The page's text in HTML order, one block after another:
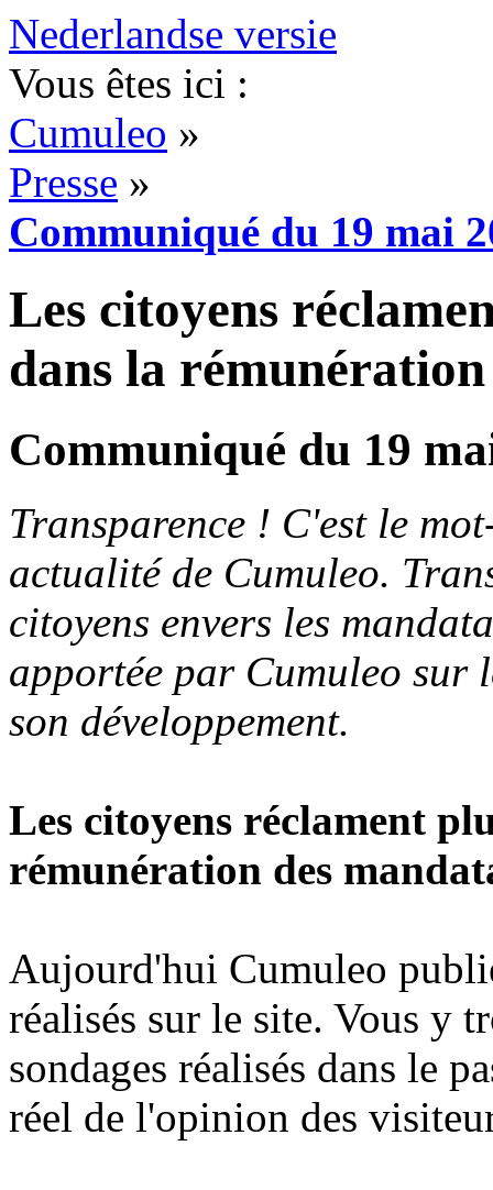
Nederlandse versie
Vous êtes ici :
Cumuleo »
Presse »
Communiqué du 19 mai
Les citoyens
dans la
Communiqué du 19
Transparence ! C'est le
actualité de Cumuleo.
citoyens envers les
apportée par Cumuleo sur
son développement.
Les citoyens réclament
rémunération des
Aujourd'hui Cumuleo
réalisés sur le site. Vous y
sondages réalisés dans le
réel de l'opinion des